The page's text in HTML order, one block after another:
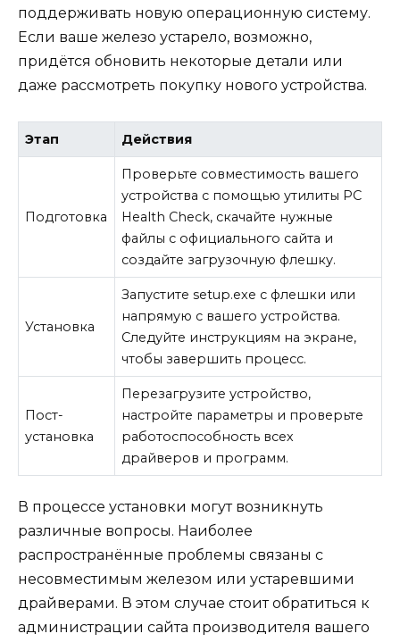
поддерживать новую операционную систему.
Если ваше железо устарело, возможно,
придётся обновить некоторые детали или
даже рассмотреть покупку нового устройства.
Этап Действия
Подготовка
Проверьте совместимость вашего
устройства с помощью утилиты PC
Health Check, скачайте нужные
файлы с официального сайта и
создайте загрузочную флешку.
Установка
Запустите setup.exe с флешки или
напрямую с вашего устройства.
Следуйте инструкциям на экране,
чтобы завершить процесс.
Пост-
установка
Перезагрузите устройство,
настройте параметры и проверьте
работоспособность всех
драйверов и программ.
В процессе установки могут возникнуть
различные вопросы. Наиболее
распространённые проблемы связаны с
несовместимым железом или устаревшими
драйверами. В этом случае стоит обратиться к
администрации сайта производителя вашего